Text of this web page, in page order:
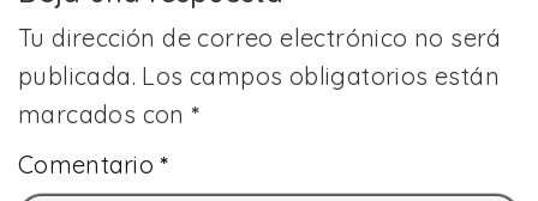
Tu dirección de correo electrónico no será
publicada. Los campos obligatorios están
marcados con*
Comentario*